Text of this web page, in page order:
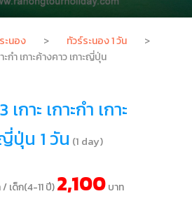
ะนอง > ทัวร์ระนอง 1 วัน
>
ะกำ เกาะค้างคาว เกาะญี่ปุ่น
กาะ เกาะกำ เกาะ
ปุ่น 1 วัน (1 day)
/ เด็ก(4-11 ปี)2,100บาท